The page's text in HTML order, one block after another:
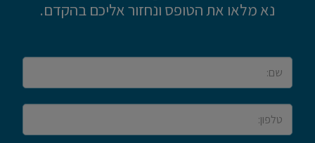
נא מלאו את הטופס ונחזור אליכם בהקדם.